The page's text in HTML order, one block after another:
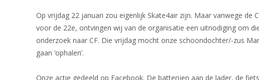
Op vrijdag 22 januari zou eigenlijk Skate4air zijn. Maar vanwege
voor de 22e, ontvingen wij van de organisatie een uitnodiging om
onderzoek naar CF. Die vrijdag mocht onze schoondochter/-zus
gaan ‘ophalen’.
Onze actie gedeeld op Facebook. De batterijen aan de lader, de